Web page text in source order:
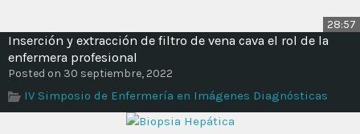
28:57
Inserción y extracción de filtro de vena cava el rol de la
enfermera profesional
Posted on 30 septiembre, 2022
IV Simposio de Enfermería en Imágenes Diagnósticas